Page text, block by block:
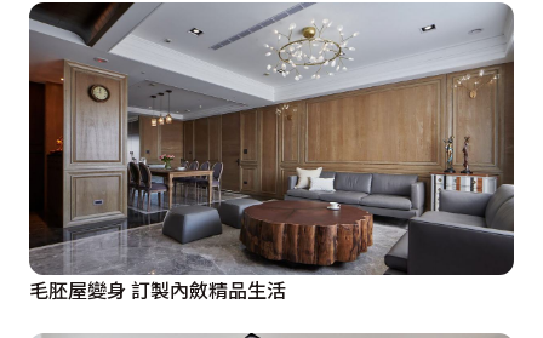
毛胚屋變身 訂製內斂精品生活